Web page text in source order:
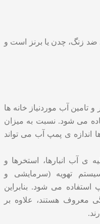
زنگ، چدن یا برنز است و
آب موردنیاز خانه ها
می شود. نسبت به میزان
ی پمپ آب می تواند
ی آب انبارها، استخرها و
تهویه (سرمایشی و
می شود. بنابراین
معروف هستند، علاوه بر